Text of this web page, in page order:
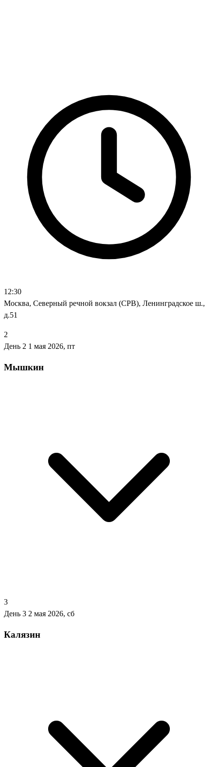
12:30
Москва, Северный речной вокзал (СРВ), Ленинградское ш.,
д.51
2
День 2 1 мая 2026, пт
Мышкин
3
День 3 2 мая 2026, сб
Калязин